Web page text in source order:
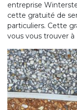
entreprise
cette gratuité de
particuliers. Cette
vous vous trouver